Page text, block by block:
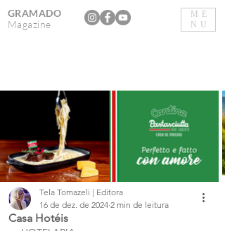
ME
NU
GRAMADO
Magazine
Casa Hotéis
Tela Tomazeli | Editora
16 de dez. de 2024 2 min de leitura